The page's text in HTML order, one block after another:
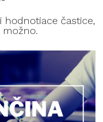
hodnotiace častice,
možno.